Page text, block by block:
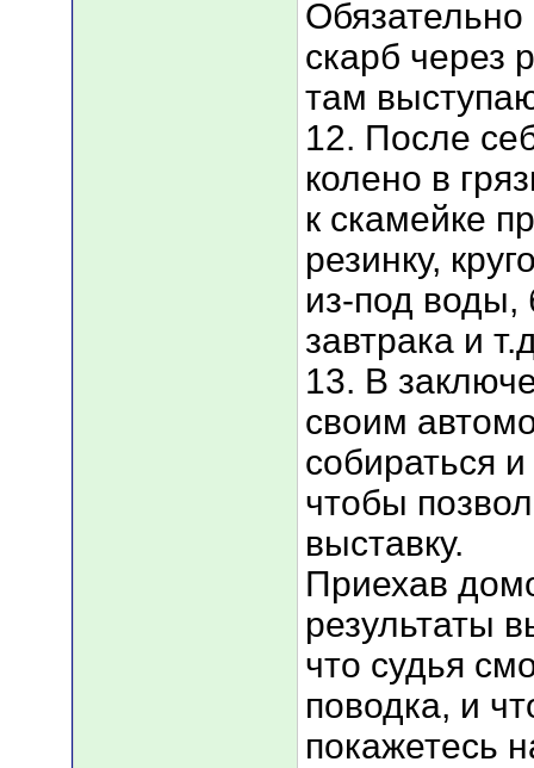
скарб через
там
12. После
колено в
к скамейке
резинку,
из-под воды,
завтрака и
13. В
своим
собираться
чтобы
выставку.
Приехав
результаты
что судья
поводка, и
покажетесь